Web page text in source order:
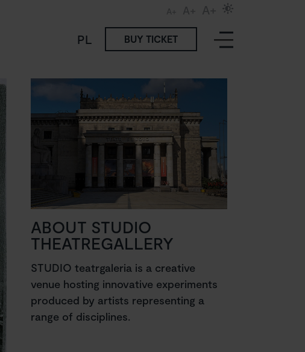
PL BUY TICKET
ABOUT STUDIO
THEATREGALLERY
STUDIO teatrgaleria is a creative
venue hosting innovative experiments
produced by artists representing a
range of disciplines.